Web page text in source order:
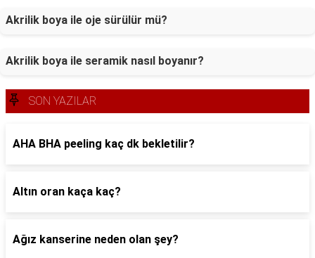
Akrilik boya ile oje sürülür mü?
Akrilik boya ile seramik nasıl boyanır?
SON YAZILAR
AHA BHA peeling kaç dk bekletilir?
Altın oran kaça kaç?
Ağız kanserine neden olan şey?